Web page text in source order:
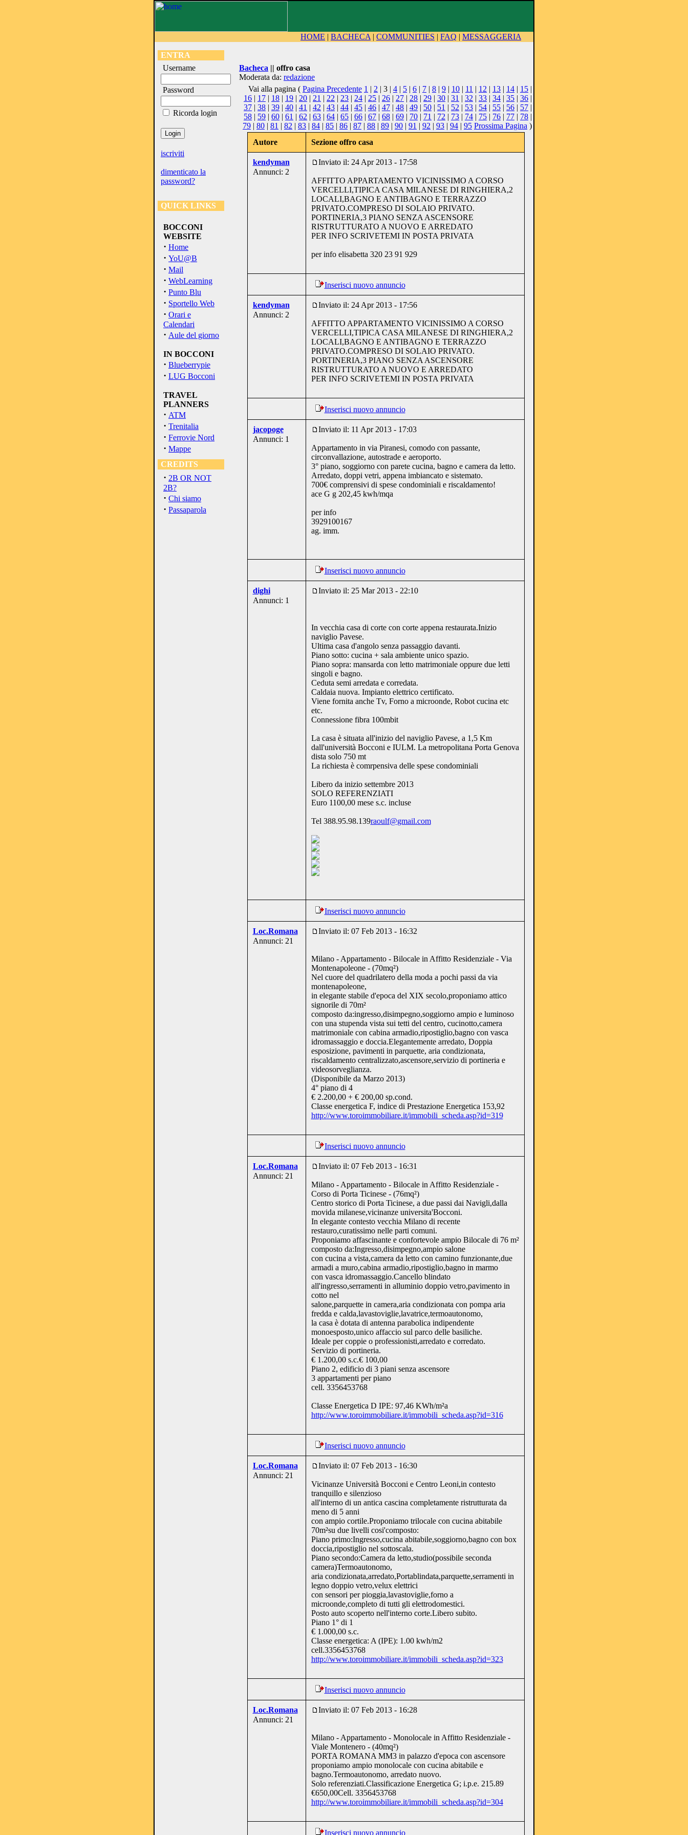
HOME | BACHECA | COMMUNITIES | FAQ | MESSAGGERIA
ENTRA
Username
Password
Ricorda login
iscriviti
dimenticato la
password?
QUICK LINKS
BOCCONI
WEBSITE
· Home
· YoU@B
· Mail
· WebLearning
· Punto Blu
· Sportello Web
· Orari e
Calendari
· Aule del giorno
IN BOCCONI
· Blueberrypie
· LUG Bocconi
TRAVEL
PLANNERS
· ATM
· Trenitalia
· Ferrovie Nord
· Mappe
CREDITS
· 2B OR NOT
2B?
· Chi siamo
· Passaparola
Bacheca || offro casa
Moderata da: redazione
Vai alla pagina ( Pagina Precedente 1 | 2 | 3 | 4 | 5 | 6 | 7 | 8 | 9 | 10 | 11 | 12 | 13 | 14 | 15 |
16 | 17 | 18 | 19 | 20 | 21 | 22 | 23 | 24 | 25 | 26 | 27 | 28 | 29 | 30 | 31 | 32 | 33 | 34 | 35 | 36 |
37 | 38 | 39 | 40 | 41 | 42 | 43 | 44 | 45 | 46 | 47 | 48 | 49 | 50 | 51 | 52 | 53 | 54 | 55 | 56 | 57 |
58 | 59 | 60 | 61 | 62 | 63 | 64 | 65 | 66 | 67 | 68 | 69 | 70 | 71 | 72 | 73 | 74 | 75 | 76 | 77 | 78 |
79 | 80 | 81 | 82 | 83 | 84 | 85 | 86 | 87 | 88 | 89 | 90 | 91 | 92 | 93 | 94 | 95 Prossima Pagina )
Autore
Sezione offro casa
kendyman
Annunci: 2
Inviato il: 24 Apr 2013 - 17:58
AFFITTO APPARTAMENTO VICINISSIMO A CORSO
VERCELLI,TIPICA CASA MILANESE DI RINGHIERA,2
LOCALI,BAGNO E ANTIBAGNO E TERRAZZO
PRIVATO.COMPRESO DI SOLAIO PRIVATO.
PORTINERIA,3 PIANO SENZA ASCENSORE
RISTRUTTURATO A NUOVO E ARREDATO
PER INFO SCRIVETEMI IN POSTA PRIVATA
per info elisabetta 320 23 91 929
Inserisci nuovo annuncio
kendyman
Annunci: 2
Inviato il: 24 Apr 2013 - 17:56
AFFITTO APPARTAMENTO VICINISSIMO A CORSO
VERCELLI,TIPICA CASA MILANESE DI RINGHIERA,2
LOCALI,BAGNO E ANTIBAGNO E TERRAZZO
PRIVATO.COMPRESO DI SOLAIO PRIVATO.
PORTINERIA,3 PIANO SENZA ASCENSORE
RISTRUTTURATO A NUOVO E ARREDATO
PER INFO SCRIVETEMI IN POSTA PRIVATA
Inserisci nuovo annuncio
jacopoge
Annunci: 1
Inviato il: 11 Apr 2013 - 17:03
Appartamento in via Piranesi, comodo con passante,
circonvallazione, autostrade e aeroporto.
3° piano, soggiorno con parete cucina, bagno e camera da letto.
Arredato, doppi vetri, appena imbiancato e sistemato.
700€ comprensivi di spese condominiali e riscaldamento!
ace G g 202,45 kwh/mqa
per info
3929100167
ag. imm.
Inserisci nuovo annuncio
dighi
Annunci: 1
Inviato il: 25 Mar 2013 - 22:10
In vecchia casa di corte con corte appena restaurata.Inizio
naviglio Pavese.
Ultima casa d'angolo senza passaggio davanti.
Piano sotto: cucina + sala ambiente unico spazio.
Piano sopra: mansarda con letto matrimoniale oppure due letti
singoli e bagno.
Ceduta semi arredata e corredata.
Caldaia nuova. Impianto elettrico certificato.
Viene fornita anche Tv, Forno a microonde, Robot cucina etc
etc.
Connessione fibra 100mbit
La casa è situata all'inizio del naviglio Pavese, a 1,5 Km
dall'università Bocconi e IULM. La metropolitana Porta Genova
dista solo 750 mt
La richiesta è comrpensiva delle spese condominiali
Libero da inizio settembre 2013
SOLO REFERENZIATI
Euro 1100,00 mese s.c. incluse
Tel 388.95.98.139raoulf@gmail.com
Inserisci nuovo annuncio
Loc.Romana
Annunci: 21
Inviato il: 07 Feb 2013 - 16:32
Milano - Appartamento - Bilocale in Affitto Residenziale - Via
Montenapoleone - (70mq²)
Nel cuore del quadrilatero della moda a pochi passi da via
montenapoleone,
in elegante stabile d'epoca del XIX secolo,proponiamo attico
signorile di 70m²
composto da:ingresso,disimpegno,soggiorno ampio e luminoso
con una stupenda vista sui tetti del centro, cucinotto,camera
matrimoniale con cabina armadio,ripostiglio,bagno con vasca
idromassaggio e doccia.Elegantemente arredato, Doppia
esposizione, pavimenti in parquette, aria condizionata,
riscaldamento centralizzato,ascensore,servizio di portineria e
videosorveglianza.
(Disponibile da Marzo 2013)
4° piano di 4
€ 2.200,00 + € 200,00 sp.cond.
Classe energetica F, indice di Prestazione Energetica 153,92
http://www.toroimmobiliare.it/immobili_scheda.asp?id=319
Inserisci nuovo annuncio
Loc.Romana
Annunci: 21
Inviato il: 07 Feb 2013 - 16:31
Milano - Appartamento - Bilocale in Affitto Residenziale -
Corso di Porta Ticinese - (76mq²)
Centro storico di Porta Ticinese, a due passi dai Navigli,dalla
movida milanese,vicinanze universita'Bocconi.
In elegante contesto vecchia Milano di recente
restauro,curatissimo nelle parti comuni.
Proponiamo affascinante e confortevole ampio Bilocale di 76 m²
composto da:Ingresso,disimpegno,ampio salone
con cucina a vista,camera da letto con camino funzionante,due
armadi a muro,cabina armadio,ripostiglio,bagno in marmo
con vasca idromassaggio.Cancello blindato
all'ingresso,serramenti in alluminio doppio vetro,pavimento in
cotto nel
salone,parquette in camera,aria condizionata con pompa aria
fredda e calda,lavastoviglie,lavatrice,termoautonomo,
la casa è dotata di antenna parabolica indipendente
monoesposto,unico affaccio sul parco delle basiliche.
Ideale per coppie o professionisti,arredato e corredato.
Servizio di portineria.
€ 1.200,00 s.c.€ 100,00
Piano 2, edificio di 3 piani senza ascensore
3 appartamenti per piano
cell. 3356453768
Classe Energetica D IPE: 97,46 KWh/m²a
http://www.toroimmobiliare.it/immobili_scheda.asp?id=316
Inserisci nuovo annuncio
Loc.Romana
Annunci: 21
Inviato il: 07 Feb 2013 - 16:30
Vicinanze Università Bocconi e Centro Leoni,in contesto
tranquillo e silenzioso
all'interno di un antica cascina completamente ristrutturata da
meno di 5 anni
con ampio cortile.Proponiamo trilocale con cucina abitabile
70m²su due livelli cosi'composto:
Piano primo:Ingresso,cucina abitabile,soggiorno,bagno con box
doccia,ripostiglio nel sottoscala.
Piano secondo:Camera da letto,studio(possibile seconda
camera)Termoautonomo,
aria condizionata,arredato,Portablindata,parquette,serramenti in
legno doppio vetro,velux elettrici
con sensori per pioggia,lavastoviglie,forno a
microonde,completo di tutti gli elettrodomestici.
Posto auto scoperto nell'interno corte.Libero subito.
Piano 1° di 1
€ 1.000,00 s.c.
Classe energetica: A (IPE): 1.00 kwh/m2
cell.3356453768
http://www.toroimmobiliare.it/immobili_scheda.asp?id=323
Inserisci nuovo annuncio
Loc.Romana
Annunci: 21
Inviato il: 07 Feb 2013 - 16:28
Milano - Appartamento - Monolocale in Affitto Residenziale -
Viale Montenero - (40mq²)
PORTA ROMANA MM3 in palazzo d'epoca con ascensore
proponiamo ampio monolocale con cucina abitabile e
bagno.Termoautonomo, arredato nuovo.
Solo referenziati.Classificazione Energetica G; i.p.e. 215.89
€650,00Cell. 3356453768
http://www.toroimmobiliare.it/immobili_scheda.asp?id=304
Inserisci nuovo annuncio